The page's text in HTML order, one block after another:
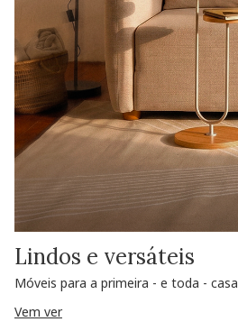
Lindos e versáteis
Móveis para a primeira - e toda - casa
Vem ver